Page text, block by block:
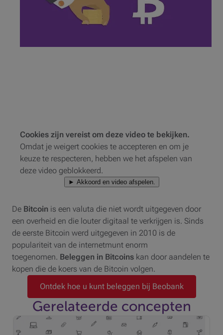
Cookies zijn vereist om deze video te bekijken.
Omdat je weigert cookies te accepteren en om je
keuze te respecteren, hebben we het afspelen van
deze video geblokkeerd.
► Akkoord en video afspelen.
De Bitcoin is een valuta die niet wordt uitgegeven door
een overheid en die louter digitaal te verkrijgen is. Sinds
de eerste Bitcoin werd uitgegeven in 2010 is de
populariteit van de internetmunt enorm
toegenomen. Beleggen in Bitcoins kan door aandelen te
kopen die de koers van de Bitcoin volgen.
Ontdek hoe u kunt beleggen bij Beobank
Gerelateerde concepten